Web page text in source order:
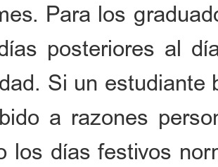
Para los
posteriores al
Si un
a razones
los días festivos